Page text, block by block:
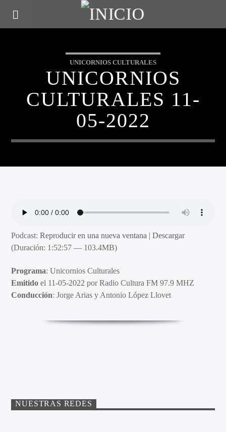
UNICORNIOS CULTURALES
UNICORNIOS
CULTURALES 11-
05-2022
Podcast:Reproducir en una nueva ventana |Descargar
(Duración: 1:52:57 — 103.4MB)
Programa: Unicornios Culturales
Emitido el 11-05-2022 por Radio Cultura FM 97.9 MHZ
Conducción: Jorge Arias y Antonio López Llovet
NUESTRAS REDES